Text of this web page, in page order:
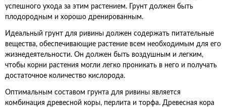
успешного ухода за этим растением. Грунт должен быть
плодородным и хорошо дренированным.
Идеальный грунт для ривины должен содержать питательные
вещества, обеспечивающие растение всем необходимым для его
жизнедеятельности. Он должен быть воздушным и легким,
чтобы корни растения могли легко проникать в него и получать
достаточное количество кислорода.
Оптимальным составом грунта для ривины является
комбинация древесной коры, перлита и торфа. Древесная кора